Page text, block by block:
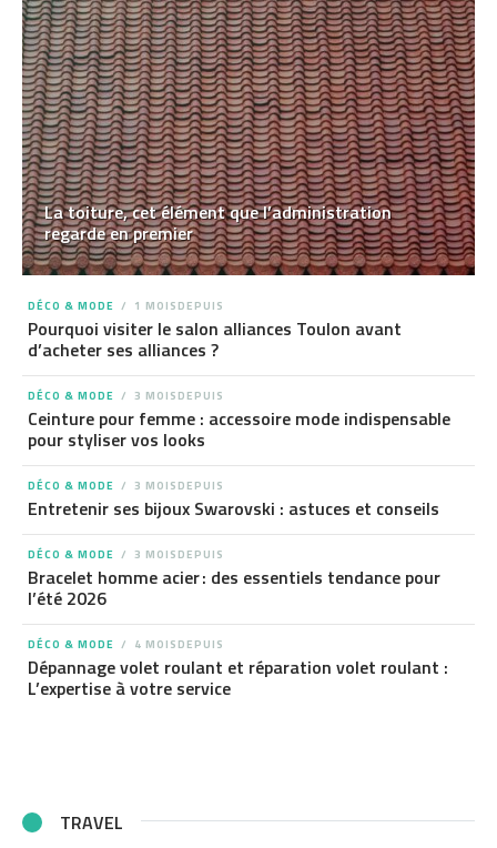
La toiture, cet élément que l’administration
regarde en premier
DÉCO & MODE 1 MOISDEPUIS
Pourquoi visiter le salon alliances Toulon avant
d’acheter ses alliances ?
DÉCO & MODE 3 MOISDEPUIS
Ceinture pour femme : accessoire mode indispensable
pour styliser vos looks
DÉCO & MODE 3 MOISDEPUIS
Entretenir ses bijoux Swarovski : astuces et conseils
DÉCO & MODE 3 MOISDEPUIS
Bracelet homme acier : des essentiels tendance pour
l’été 2026
DÉCO & MODE 4 MOISDEPUIS
Dépannage volet roulant et réparation volet roulant :
L’expertise à votre service
TRAVEL